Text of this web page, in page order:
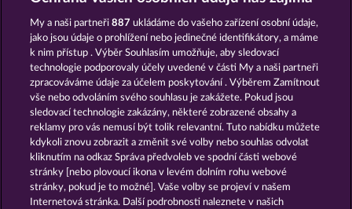
GOLDEN EI OF
MOORHUHN
FOREVER
DIAMONDS
Zobrazit všechny hry
Podmínky Prohlášení o ochraně údajů
Kontakt Společnost Časté dotazy
My a naši partneři887 ukládáme do vašeho zařízení osobní údaje,
jako jsou údaje o prohlížení nebo jedinečné identifikátory, a máme
k nim přístup . Výběr Souhlasím umožňuje, aby sledovací
technologie podporovaly účely uvedené v části My a naši partneři
zpracováváme údaje za účelem poskytování . Výběrem Zamítnout
vše nebo odvoláním svého souhlasu je zakážete. Pokud jsou
sledovací technologie zakázány, některé zobrazené obsahy a
reklamy pro vás nemusí být tolik relevantní. Tuto nabídku můžete
kdykoli znovu zobrazit a změnit své volby nebo souhlas odvolat
kliknutím na odkaz Správa předvoleb ve spodní části webové
stránky [nebo plovoucí ikona v levém dolním rohu webové
stránky, pokud je to možné]. Vaše volby se projeví v našem
Internetová stránka. Další podrobnosti naleznete v našich